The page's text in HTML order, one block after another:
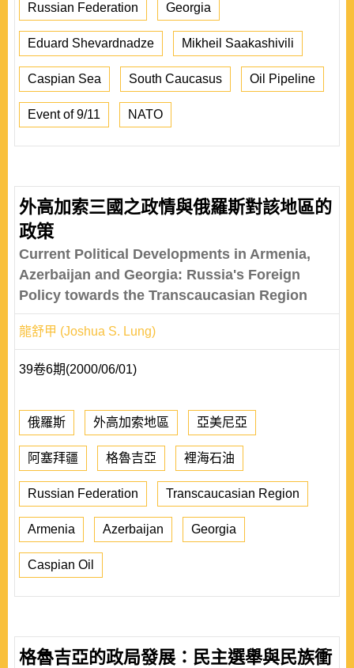
Russian Federation Georgia
Eduard Shevardnadze Mikheil Saakashivili
Caspian Sea South Caucasus Oil Pipeline
Event of 9/11 NATO
外高加索三國之政情與俄羅斯對該地區的
政策
Current Political Developments in Armenia,
Azerbaijan and Georgia: Russia's Foreign
Policy towards the Transcaucasian Region
龍舒甲 (Joshua S. Lung)
39卷6期(2000/06/01)
俄羅斯 外高加索地區 亞美尼亞
阿塞拜疆 格魯吉亞 裡海石油
Russian Federation Transcaucasian Region
Armenia Azerbaijan Georgia
Caspian Oil
格魯吉亞的政局發展：民主選舉與民族衝